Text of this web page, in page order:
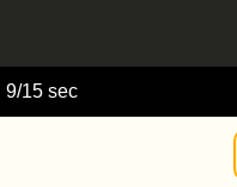
10/15 sec